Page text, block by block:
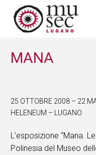
MANA
25 OTTOBRE 2008 – 22
HELENEUM – LUGANO
L’esposizione “Mana.
Polinesia del Museo